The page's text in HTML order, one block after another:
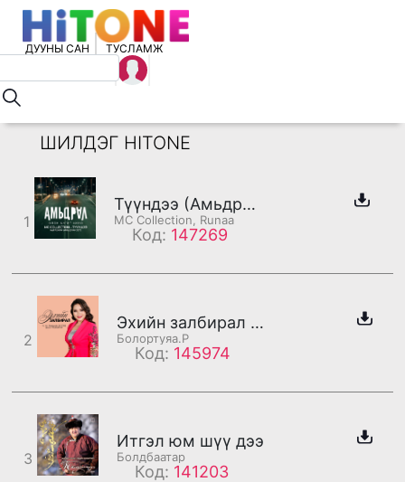
ДУУНЫ САН ТУСЛАМЖ
ШИЛДЭГ HITONE
1
Түүндээ (Амьдрал - OST) /дахилт/
MC Collection, Runaa
Код: 147269
2
Эхийн залбирал /дахилт/
Болортуяа.Р
Код: 145974
3
Итгэл юм шүү дээ
Болдбаатар
Код: 141203